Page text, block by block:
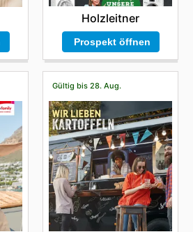
Holzleitner
Prospekt öffnen
Gültig bis 28. Aug.